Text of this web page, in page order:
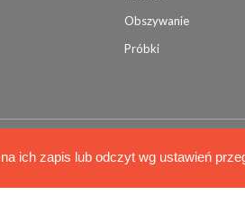
Obszywanie
Próbki
ich zapis lub odczyt wg ustawień